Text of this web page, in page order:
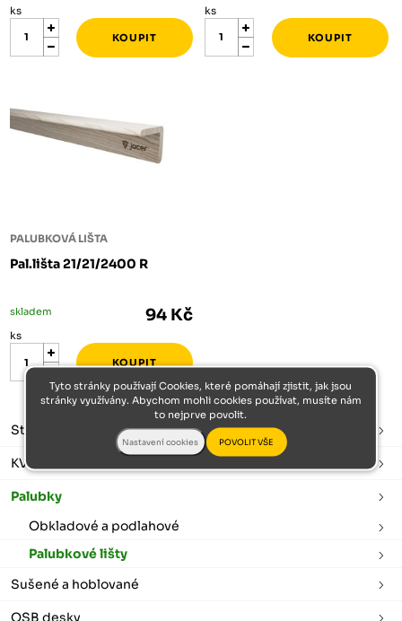
ks ks
PALUBKOVÁ LIŠTA
Pal.lišta 21/21/2400 R
skladem 94 Kč
ks
Stavební řezivo
KVH hranoly
Palubky
Obkladové a podlahové
Palubkové lišty
Sušené a hoblované
OSB desky
Tyto stránky používají Cookies, které pomáhají zjistit, jak jsou
stránky využívány. Abychom mohli cookies používat, musíte nám
to nejprve povolit.